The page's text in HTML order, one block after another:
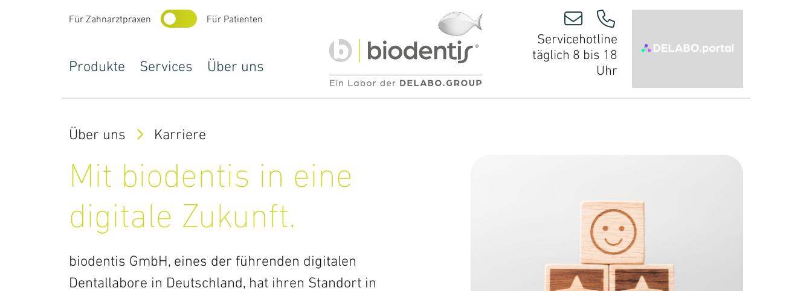
Für Zahnarztpraxen Für Patienten
Produkte Services Über uns
Servicehotline
täglich 8 bis 18
Uhr
Implantatprothetik
Prothesen Fortbildungen
Unser Team
Unsere Partner
So finden Sie uns
Über uns Karriere
Mit biodentis in eine
digitale Zukunft.
biodentis GmbH, eines der führenden digitalen
Dentallabore in Deutschland, hat ihren Standort in